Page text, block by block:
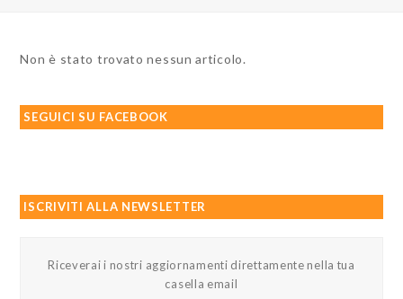
Non è stato trovato nessun articolo.
SEGUICI SU FACEBOOK
ISCRIVITI ALLA NEWSLETTER
Riceverai i nostri aggiornamenti direttamente nella tua
casella email